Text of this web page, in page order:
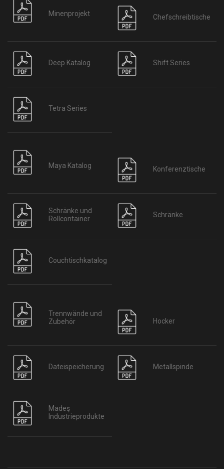
Minenprojekt Chefschreibtische
Deep Katalog Shift Series
Tetra Series
Maya Katalog Konferenztische
Schränke und
Rollcontainer
Schränke
Couchtischkatalog
Trennwände und
Zubehör
Hocker
Dateispeicherung Metallspinde
Madeş
Industrieprodukte